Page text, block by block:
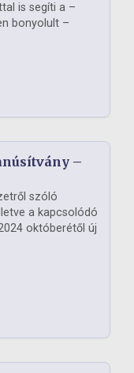
is segíti a –
bonyolult –
–
szóló
a kapcsolódó
októberétől új